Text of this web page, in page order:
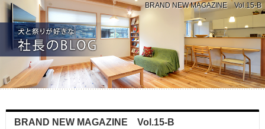
BRAND NEW MAGAZINE Vol.15-B
BRAND NEW MAGAZINE Vol.15-B